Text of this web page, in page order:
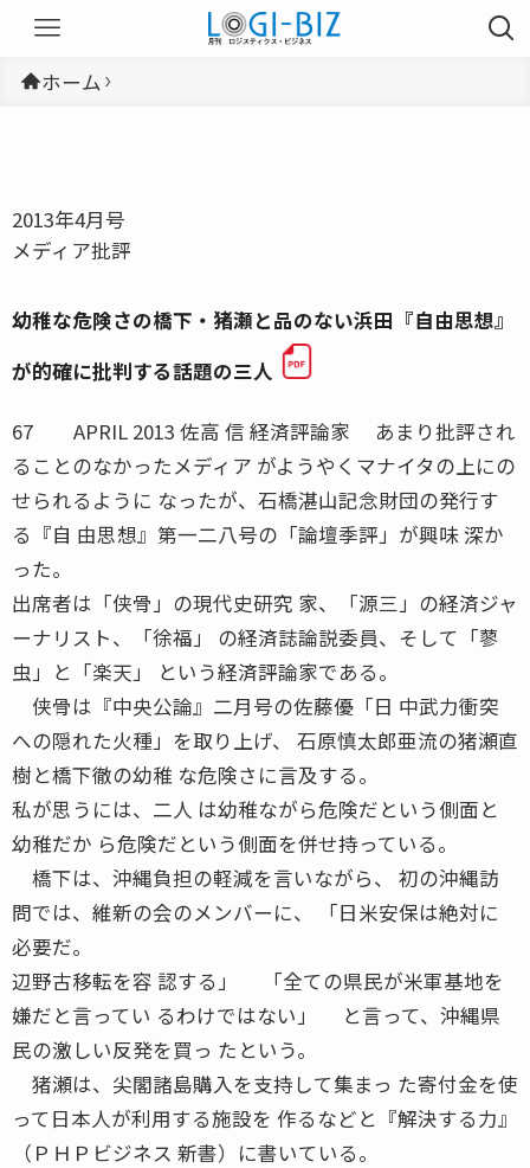
ホーム
2013年4月号
メディア批評
幼稚な危険さの橋下・猪瀬と品のない浜田『自由思想』
が的確に批判する話題の三人
67 APRIL 2013 佐高 信 経済評論家 あまり批評され
ることのなかったメディア がようやくマナイタの上にの
せられるように なったが、石橋湛山記念財団の発行す
る『自 由思想』第一二八号の「論壇季評」が興味 深か
った。
出席者は「侠骨」の現代史研究 家、「源三」の経済ジャ
ーナリスト、「徐福」 の経済誌論説委員、そして「蓼
虫」と「楽天」 という経済評論家である。
侠骨は『中央公論』二月号の佐藤優「日 中武力衝突
への隠れた火種」を取り上げ、 石原慎太郎亜流の猪瀬直
樹と橋下徹の幼稚 な危険さに言及する。
私が思うには、二人 は幼稚ながら危険だという側面と
幼稚だか ら危険だという側面を併せ持っている。
橋下は、沖縄負担の軽減を言いながら、 初の沖縄訪
問では、維新の会のメンバーに、 「日米安保は絶対に
必要だ。
辺野古移転を容 認する」 「全ての県民が米軍基地を
嫌だと言ってい るわけではない」 と言って、沖縄県
民の激しい反発を買っ たという。
猪瀬は、尖閣諸島購入を支持して集まっ た寄付金を使
って日本人が利用する施設を 作るなどと『解決する力』
（ＰＨＰビジネス 新書）に書いている。